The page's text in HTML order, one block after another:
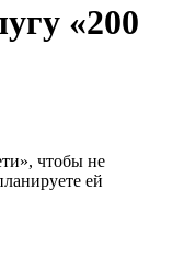
«200
чтобы не
ей